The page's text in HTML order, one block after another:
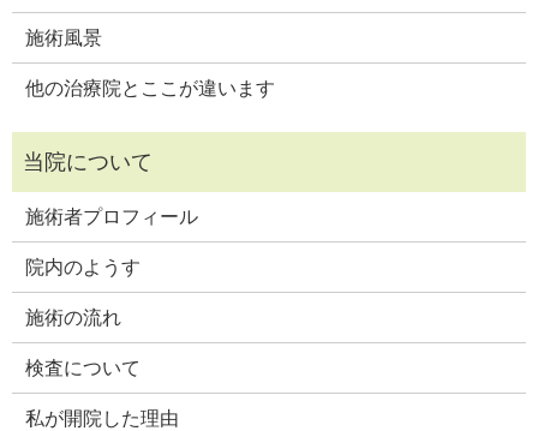
施術風景
他の治療院とここが違います
施術者プロフィール
院内のようす
施術の流れ
検査について
私が開院した理由